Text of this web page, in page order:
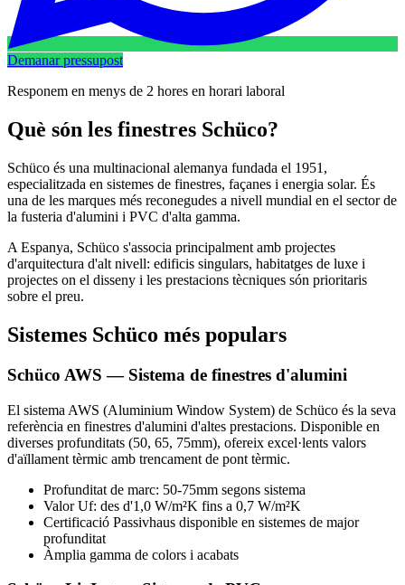
Demanar pressupost
Responem en menys de 2 hores en horari laboral
Què són les finestres Schüco?
Schüco és una multinacional alemanya fundada el 1951,
especialitzada en sistemes de finestres, façanes i energia solar. És
una de les marques més reconegudes a nivell mundial en el sector de
la fusteria d'alumini i PVC d'alta gamma.
A Espanya, Schüco s'associa principalment amb projectes
d'arquitectura d'alt nivell: edificis singulars, habitatges de luxe i
projectes on el disseny i les prestacions tècniques són prioritaris
sobre el preu.
Sistemes Schüco més populars
Schüco AWS — Sistema de finestres d'alumini
El sistema AWS (Aluminium Window System) de Schüco és la seva
referència en finestres d'alumini d'altes prestacions. Disponible en
diverses profunditats (50, 65, 75mm), ofereix excel·lents valors
d'aïllament tèrmic amb trencament de pont tèrmic.
Profunditat de marc: 50-75mm segons sistema
Valor Uf: des d'1,0 W/m²K fins a 0,7 W/m²K
Certificació Passivhaus disponible en sistemes de major
profunditat
Àmplia gamma de colors i acabats